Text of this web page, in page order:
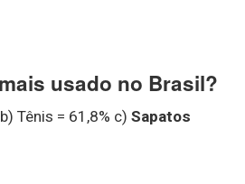
usado no Brasil?
Tênis = 61,8% c) Sapatos